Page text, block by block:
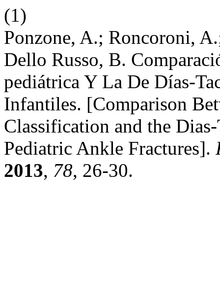
(1)
Ponzone, A.; Roncoroni,
Dello Russo, B.
pediátrica Y La De Días-
Infantiles. [Comparison
Classification and the
Pediatric Ankle Fractures].
2013, 78, 26-30.